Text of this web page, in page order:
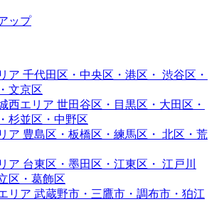
ア 千代田区・中央区・港区・ 渋谷区・
文京区
西エリア 世田谷区・目黒区・大田区・
杉並区・中野区
ア 豊島区・板橋区・練馬区・ 北区・荒
ア 台東区・墨田区・江東区・ 江戸川
区・葛飾区
リア 武蔵野市・三鷹市・調布市・ 狛江